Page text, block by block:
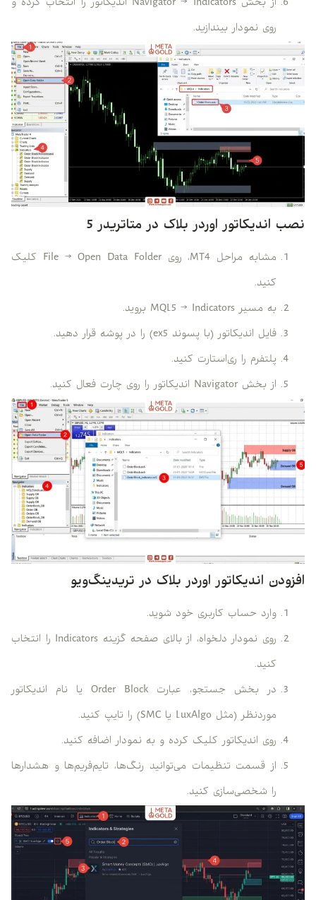
از بخش Navigator → Indicators اندیکاتور را انتخاب کرده و
روی نمودار بیندازید.
نصب اندیکاتور اوردر بلاک در متاتریدر 5
مشابه مراحل MT4، روی File → Open Data Folder کلیک
کنید.
به مسیر MQL5 → Indicators بروید.
فایل اندیکاتور (با پسوند ex5) را در پوشه قرار دهید.
پلتفرم را ری‌استارت کنید.
از بخش Navigator اندیکاتور را روی چارت فعال کنید.
افزودن اندیکاتور اوردر بلاک در تریدینگ‌ویو
وارد حساب کاربری خود شوید.
روی نمودار دلخواه، از بالای صفحه گزینه Indicators را انتخاب
کنید.
در بخش جستجو، عبارت Order Block یا نام اندیکاتور
موردنظر (مثل LuxAlgo یا SMC) را تایپ کنید.
روی اندیکاتور کلیک کرده و به نمودار اضافه کنید.
از قسمت تنظیمات می‌توانید رنگ‌ها، تایم‌فریم‌ها و هشدارها
را شخصی‌سازی کنید.